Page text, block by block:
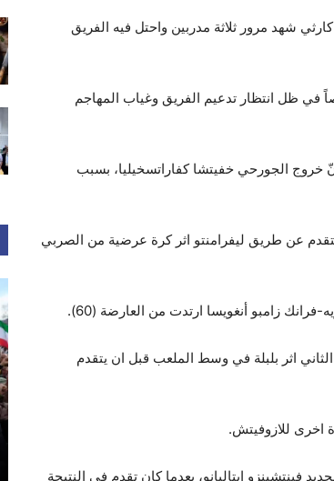
شهد مرور ثلاثة مدربين واحتل فيه الفريق
ظل انتظار تدعيم الفريق وغياب المهاجم
خروج الجورحي خفيتشا كفاراتسخيليا، بسبب
عن طريق ليفرامنتو اثر كرة عرضية من الصربي
فرانك زامبو أنغويسا ارتدت من العارضة (60).
اثر بلبلة في وسط الملعب قبل ان يتقدم
اخرى للازوفيتش.
فينتشينزو إيتاليانو، بعدما كان تقدم في النتيجة